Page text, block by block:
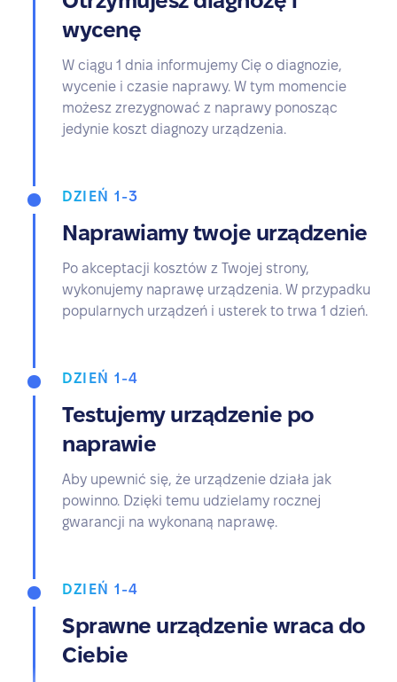
wycenę
W ciągu 1 dnia informujemy Cię o diagnozie,
wycenie i czasie naprawy. W tym momencie
możesz zrezygnować z naprawy ponosząc
jedynie koszt diagnozy urządzenia.
DZIEŃ 1-3
Naprawiamy twoje urządzenie
Po akceptacji kosztów z Twojej strony,
wykonujemy naprawę urządzenia. W przypadku
popularnych urządzeń i usterek to trwa 1 dzień.
DZIEŃ 1-4
Testujemy urządzenie po
naprawie
Aby upewnić się, że urządzenie działa jak
powinno. Dzięki temu udzielamy rocznej
gwarancji na wykonaną naprawę.
DZIEŃ 1-4
Sprawne urządzenie wraca do
Ciebie